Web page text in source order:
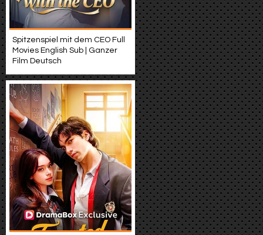
Spitzenspiel mit dem CEO Full
Movies English Sub | Ganzer
Film Deutsch